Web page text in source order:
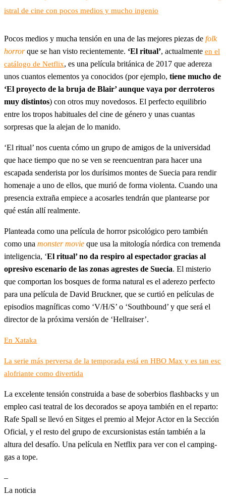
istral de cine con pocos medios y mucho ingenio
Pocos medios y mucha tensión en una de las mejores piezas de folk
horrorque se han visto recientemente. ‘El ritual’, actualmente en el
catálogo de Netflix, es una película británica de 2017 que adereza
unos cuantos elementos ya conocidos (por ejemplo, tiene mucho de
‘El proyecto de la bruja de Blair’ aunque vaya por derroteros
muy distintos) con otros muy novedosos. El perfecto equilibrio
entre los tropos habituales del cine de género y unas cuantas
sorpresas que la alejan de lo manido.
‘El ritual’ nos cuenta cómo un grupo de amigos de la universidad
que hace tiempo que no se ven se reencuentran para hacer una
escapada senderista por los durísimos montes de Suecia para rendir
homenaje a uno de ellos, que murió de forma violenta. Cuando una
presencia extraña empiece a acosarles tendrán que plantearse por
qué están allí realmente.
Planteada como una película de horror psicológico pero también
como una monster movie que usa la mitología nórdica con tremenda
inteligencia, ‘El ritual’ no da respiro al espectador gracias al
opresivo escenario de las zonas agrestes de Suecia. El misterio
que comportan los bosques de forma natural es el aderezo perfecto
para una película de David Bruckner, que se curtió en películas de
episodios magníficas como ‘V/H/S’ o ‘Southbound’ y que será el
director de la próxima versión de ‘Hellraiser’.
En Xataka
La serie más perversa de la temporada está en HBO Max y es tan esc
alofriante como divertida
La excelente tensión construida a base de soberbios flashbacks y un
empleo casi teatral de los decorados se apoya también en el reparto:
Rafe Spall se llevó en Sitges el premio al Mejor Actor en la Sección
Oficial, y el resto del grupo de excursionistas están también a la
altura del desafío. Una película en Netflix para ver con el camping-
gas a tope.
–
La noticia